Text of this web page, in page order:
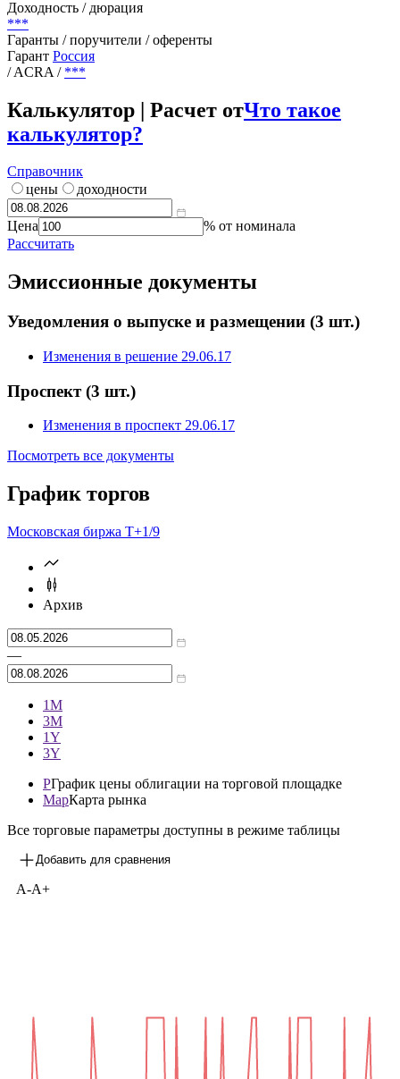
Доходность / дюрация
***
Гаранты / поручители / оференты
Гарант Россия
/ ACRA / ***
Калькулятор | Расчет отЧто такое
калькулятор?
Справочник
цены
доходности
Цена
% от номинала
Рассчитать
Эмиссионные документы
Уведомления о выпуске и размещении (3 шт.)
Изменения в решение 29.06.17
Проспект (3 шт.)
Изменения в проспект 29.06.17
Посмотреть все документы
График торгов
Московская биржа Т+1/9
Архив
—
1М
3М
1Y
3Y
PГрафик цены облигации на торговой площадке
MapКарта рынка
Все торговые параметры доступны в режиме таблицы
Добавить для сравнения